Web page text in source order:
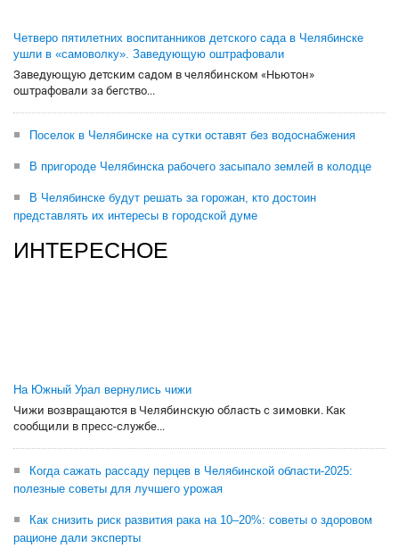
Четверо пятилетних воспитанников детского сада в Челябинске
ушли в «самоволку». Заведующую оштрафовали
Заведующую детским садом в челябинском «Ньютон»
оштрафовали за бегство...
Поселок в Челябинске на сутки оставят без водоснабжения
В пригороде Челябинска рабочего засыпало землей в колодце
В Челябинске будут решать за горожан, кто достоин
представлять их интересы в городской думе
ИНТЕРЕСНОЕ
На Южный Урал вернулись чижи
Чижи возвращаются в Челябинскую область с зимовки. Как
сообщили в пресс-службе...
Когда сажать рассаду перцев в Челябинской области-2025:
полезные советы для лучшего урожая
Как снизить риск развития рака на 10–20%: советы о здоровом
рационе дали эксперты